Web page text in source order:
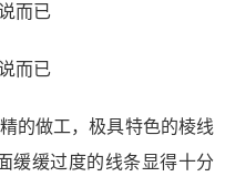
的做工，极具特色的棱线
缓缓过度的线条显得十分